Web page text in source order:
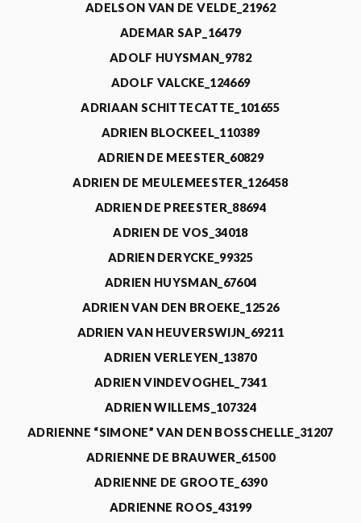
ADELSON VAN DE VELDE_21962
ADEMAR SAP_16479
ADOLF HUYSMAN_9782
ADOLF VALCKE_124669
ADRIAAN SCHITTECATTE_101655
ADRIEN BLOCKEEL_110389
ADRIEN DE MEESTER_60829
ADRIEN DE MEULEMEESTER_126458
ADRIEN DE PREESTER_88694
ADRIEN DE VOS_34018
ADRIEN DERYCKE_99325
ADRIEN HUYSMAN_67604
ADRIEN VAN DEN BROEKE_12526
ADRIEN VAN HEUVERSWIJN_69211
ADRIEN VERLEYEN_13870
ADRIEN VINDEVOGHEL_7341
ADRIEN WILLEMS_107324
ADRIENNE “SIMONE” VAN DEN BOSSCHELLE_31207
ADRIENNE DE BRAUWER_61500
ADRIENNE DE GROOTE_6390
ADRIENNE ROOS_43199